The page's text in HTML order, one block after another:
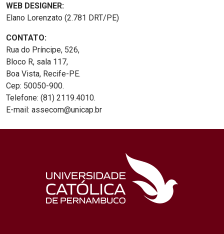
WEB DESIGNER:
Elano Lorenzato (2.781 DRT/PE)
CONTATO:
Rua do Príncipe, 526,
Bloco R, sala 117,
Boa Vista, Recife-PE.
Cep: 50050-900.
Telefone: (81) 2119.4010.
E-mail: assecom@unicap.br